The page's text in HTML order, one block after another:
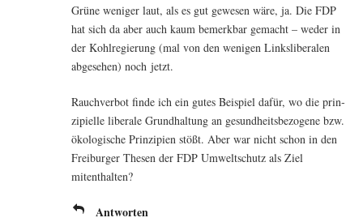
Grü­ne weni­ger laut, als es gut gewe­sen wäre, ja. Die FDP
hat sich da aber auch kaum bemerk­bar gemacht – weder in
der Kohl­re­gie­rung (mal von den weni­gen Links­li­be­ra­len
abge­se­hen) noch jetzt.
Rauch­ver­bot fin­de ich ein gutes Bei­spiel dafür, wo die prin­
zi­pi­el­le libe­ra­le Grund­hal­tung an gesund­heits­be­zo­ge­ne bzw.
öko­lo­gi­sche Prin­zi­pi­en stößt. Aber war nicht schon in den
Frei­bur­ger The­sen der FDP Umwelt­schutz als Ziel
mitenthalten?
Antworten